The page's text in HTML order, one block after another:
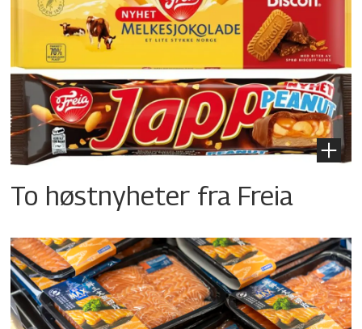
To høstnyheter fra Freia